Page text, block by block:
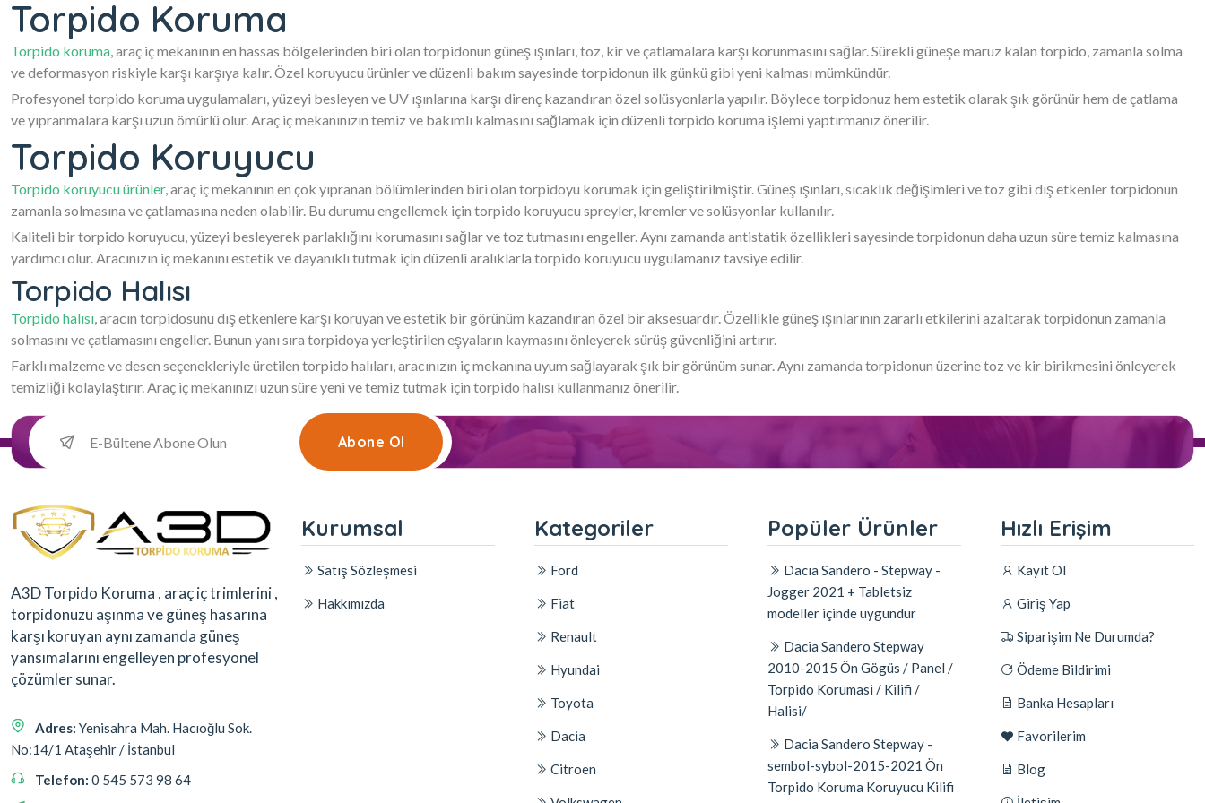
Torpido Koruma
Torpido koruma, araç iç mekanının en hassas bölgelerinden biri olan torpidonun güneş ışınları, toz, kir ve çatlamalara karşı korunmasını sağlar. Sürekli güneşe maruz kalan torpido, zamanla solma
ve deformasyon riskiyle karşı karşıya kalır. Özel koruyucu ürünler ve düzenli bakım sayesinde torpidonun ilk günkü gibi yeni kalması mümkündür.
Profesyonel torpido koruma uygulamaları, yüzeyi besleyen ve UV ışınlarına karşı direnç kazandıran özel solüsyonlarla yapılır. Böylece torpidonuz hem estetik olarak şık görünür hem de çatlama
ve yıpranmalara karşı uzun ömürlü olur. Araç iç mekanınızın temiz ve bakımlı kalmasını sağlamak için düzenli torpido koruma işlemi yaptırmanız önerilir.
Torpido Koruyucu
Torpido koruyucu ürünler, araç iç mekanının en çok yıpranan bölümlerinden biri olan torpidoyu korumak için geliştirilmiştir. Güneş ışınları, sıcaklık değişimleri ve toz gibi dış etkenler torpidonun
zamanla solmasına ve çatlamasına neden olabilir. Bu durumu engellemek için torpido koruyucu spreyler, kremler ve solüsyonlar kullanılır.
Kaliteli bir torpido koruyucu, yüzeyi besleyerek parlaklığını korumasını sağlar ve toz tutmasını engeller. Aynı zamanda antistatik özellikleri sayesinde torpidonun daha uzun süre temiz kalmasına
yardımcı olur. Aracınızın iç mekanını estetik ve dayanıklı tutmak için düzenli aralıklarla torpido koruyucu uygulamanız tavsiye edilir.
Torpido Halısı
Torpido halısı, aracın torpidosunu dış etkenlere karşı koruyan ve estetik bir görünüm kazandıran özel bir aksesuardır. Özellikle güneş ışınlarının zararlı etkilerini azaltarak torpidonun zamanla
solmasını ve çatlamasını engeller. Bunun yanı sıra torpidoya yerleştirilen eşyaların kaymasını önleyerek sürüş güvenliğini artırır.
Farklı malzeme ve desen seçenekleriyle üretilen torpido halıları, aracınızın iç mekanına uyum sağlayarak şık bir görünüm sunar. Aynı zamanda torpidonun üzerine toz ve kir birikmesini önleyerek
temizliği kolaylaştırır. Araç iç mekanınızı uzun süre yeni ve temiz tutmak için torpido halısı kullanmanız önerilir.
Abone Ol
A3D Torpido Koruma , araç iç trimlerini ,
torpidonuzu aşınma ve güneş hasarına
karşı koruyan aynı zamanda güneş
yansımalarını engelleyen profesyonel
çözümler sunar.
Adres: Yenisahra Mah. Hacıoğlu Sok.
No:14/1 Ataşehir / İstanbul
Telefon: 0 545 573 98 64
Kurumsal
Satış Sözleşmesi
Hakkımızda
Kategoriler
Ford
Fiat
Renault
Hyundai
Toyota
Dacia
Citroen
Popüler Ürünler
Dacıa Sandero - Stepway -
Jogger 2021 + Tabletsiz
modeller içinde uygundur
Dacia Sandero Stepway
2010-2015 Ön Gögüs / Panel /
Torpido Korumasi / Kilifi /
Halisi/
Dacia Sandero Stepway -
sembol-sybol-2015-2021 Ön
Torpido Koruma Koruyucu Kilifi
Hızlı Erişim
Kayıt Ol
Giriş Yap
Siparişim Ne Durumda?
Ödeme Bildirimi
Banka Hesapları
Favorilerim
Blog